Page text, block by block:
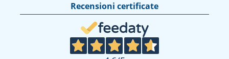
Recensioni certificate